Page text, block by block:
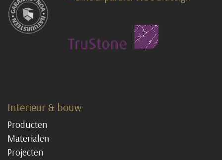
Interieur & bouw
Producten
Materialen
Projecten